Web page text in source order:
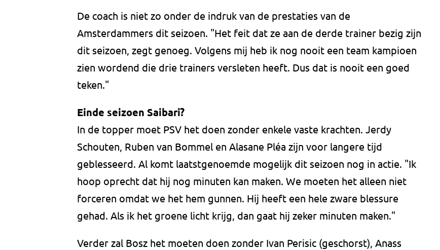
De coach is niet zo onder de indruk van de prestaties van de
Amsterdammers dit seizoen. "Het feit dat ze aan de derde trainer bezig zijn
dit seizoen, zegt genoeg. Volgens mij heb ik nog nooit een team kampioen
zien wordend die drie trainers versleten heeft. Dus dat is nooit een goed
teken."
Einde seizoen Saibari?
In de topper moet PSV het doen zonder enkele vaste krachten. Jerdy
Schouten, Ruben van Bommel en Alasane Pléa zijn voor langere tijd
geblesseerd. Al komt laatstgenoemde mogelijk dit seizoen nog in actie. "Ik
hoop oprecht dat hij nog minuten kan maken. We moeten het alleen niet
forceren omdat we het hem gunnen. Hij heeft een hele zware blessure
gehad. Als ik het groene licht krijg, dan gaat hij zeker minuten maken."
Verder zal Bosz het moeten doen zonder Ivan Perisic (geschorst), Anass